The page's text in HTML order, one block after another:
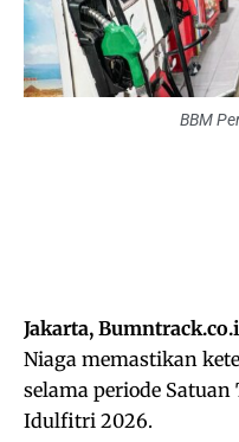
BBM
Jakarta,
Niaga memastikan
selama periode Satuan
Idulfitri 2026.